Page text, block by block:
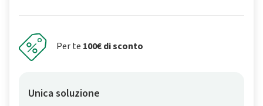
Per te 100€ di sconto
Unica soluzione